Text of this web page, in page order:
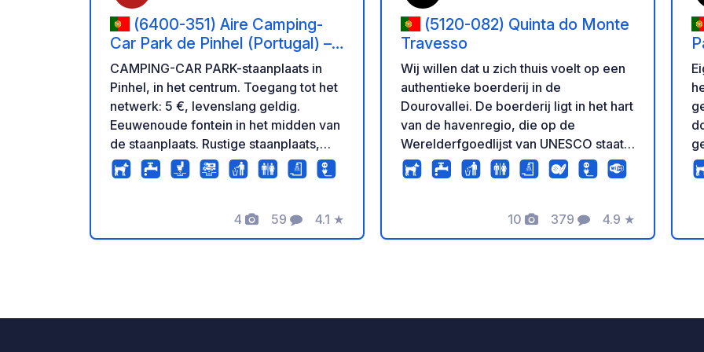
(6400-351) Aire Camping-
Car Park de Pinhel (Portugal) –
Cité Médiévale et Vallée du
Côa.
CAMPING-CAR PARK-staanplaats in
Pinhel, in het centrum. Toegang tot het
netwerk: 5 €, levenslang geldig.
Eeuwenoude fontein in het midden van
de staanplaats. Rustige staanplaats,
groene omgeving te midden van de
wijngaarden. Stads park en
meer informatie naar de website van
Camping-Car Park.
4
Foto's
59
Commentaren
4.1
Beoordeling
★
(5120-082) Quinta do Monte
Travesso
Wij willen dat u zich thuis voelt op een
authentieke boerderij in de
Dourovallei. De boerderij ligt in het hart
van de havenregio, die op de
Werelderfgoedlijst van UNESCO staat.
La Quinta ligt vlakbij de rivier de Douro,
op 5 km van Tabuaço en het wijndorp
de Douro-regio, omgeven door
wijngaarden en olijfbomen op een
10
Foto's
379
Commentaren
4.9
Beoordeling
★